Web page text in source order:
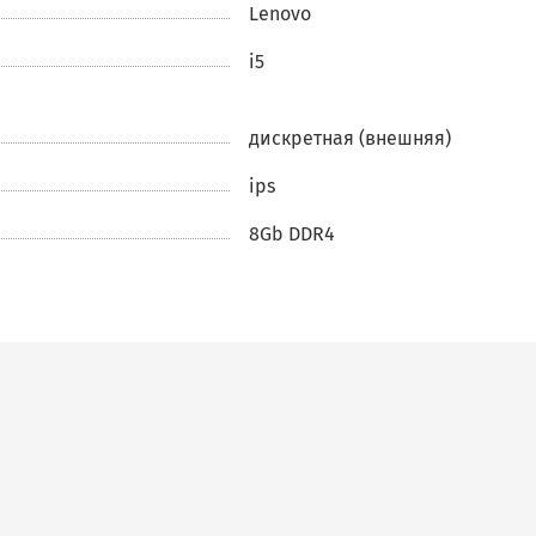
Lenovo
i5
дискретная (внешняя)
ips
8Gb DDR4